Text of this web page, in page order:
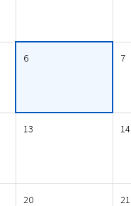
6 7
13 14
20 21